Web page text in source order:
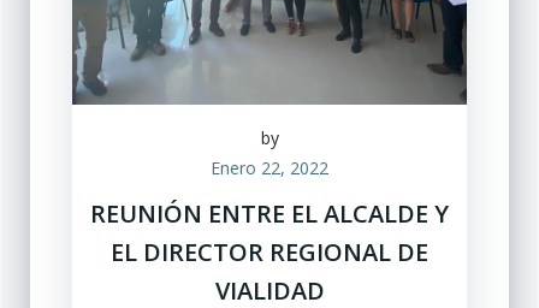
by
Enero 22, 2022
REUNIÓN ENTRE EL ALCALDE Y
EL DIRECTOR REGIONAL DE
VIALIDAD